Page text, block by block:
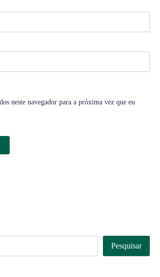
neste navegador para a próxima vez que eu
Pesquisar